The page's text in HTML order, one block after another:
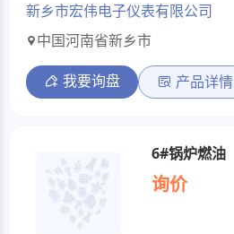
新乡市宏伟电子仪表有限公司
中国河南省新乡市
我要询盘 产品详情
6#锅炉燃油
询价